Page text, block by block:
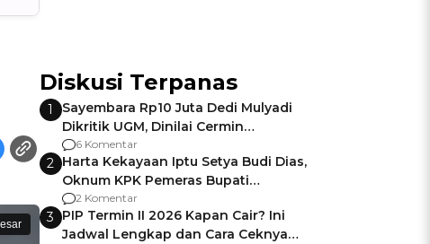
Diskusi Terpanas
1
Sayembara Rp10 Juta Dedi Mulyadi
Dikritik UGM, Dinilai Cermin
Gagalnya Negara Jamin Keamanan
6 Komentar
2 Harta Kekayaan Iptu Setya Budi Dias,
Oknum KPK Pemeras Bupati
Pemalang
2 Komentar
3 PIP Termin II 2026 Kapan Cair? Ini
Jadwal Lengkap dan Cara Ceknya